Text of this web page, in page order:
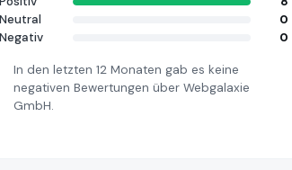
Neutral
0
Negativ
0
In den letzten 12 Monaten gab es keine
negativen Bewertungen über Webgalaxie
GmbH.